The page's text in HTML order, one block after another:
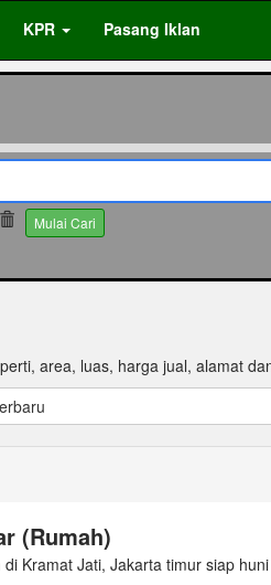
KPR Pasang Iklan
Mulai Cari
area, luas, harga jual, alamat
(Rumah)
di Kramat Jati, Jakarta timur siap